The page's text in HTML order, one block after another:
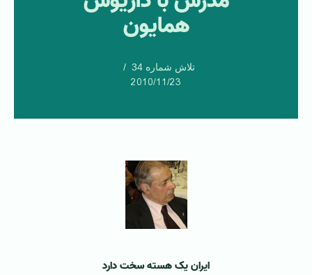
همایون
تلاش شماره 34
2010/11/23
ایران یک هسته سخت دارد